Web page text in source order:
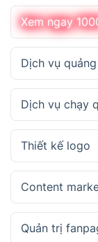
Xem ngay
Dịch vụ
Dịch vụ chạy
Thiết kế logo
Content
Quản trị